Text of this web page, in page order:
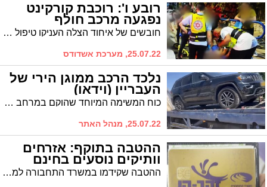
רובע ו': רוכבת קורקינט
נפגעה מרכב חולף
חובשים של איחוד הצלה העניקו טיפול רפואי ראשוני לרוכבת קורקינט בת 17 שנפגעה במצב קל בזירת תאונה עם מעורבות רכב פרטי.
25.07.22, מערכת אשדודס
נלכד הרכב ממוגן הירי של
העבריין (וידאו)
כוח המשימה המיוחד שהוקם במרחב לכיש למאבק בארגוני הפשיעה תפס לפני זמן קצר רכב המשמש את שלום דומרני לאחר שאותר בו מיגון נגד ירי שהותקן בניגוד לחוק. בעת תפיסת הרכב היה בו ראש ארגון הפשע שלום דומרני
25.07.22, מנהל האתר
ההטבה בתוקף: אזרחים
וותיקים נוסעים בחינם
ההטבה שקידמו במשרד התחבורה למען האזרחים הוותיקים הייתה אמורה להיכנס לתוקף בראשון באוגוסט הקרוב, אולם גורמים באפיקים מעדכנים כי היא נכנסה לתוקף כבר בימים אלו ובני הגיל השלישי (75+) יכולים לנסוע בחינם בתחבורה הציבורית